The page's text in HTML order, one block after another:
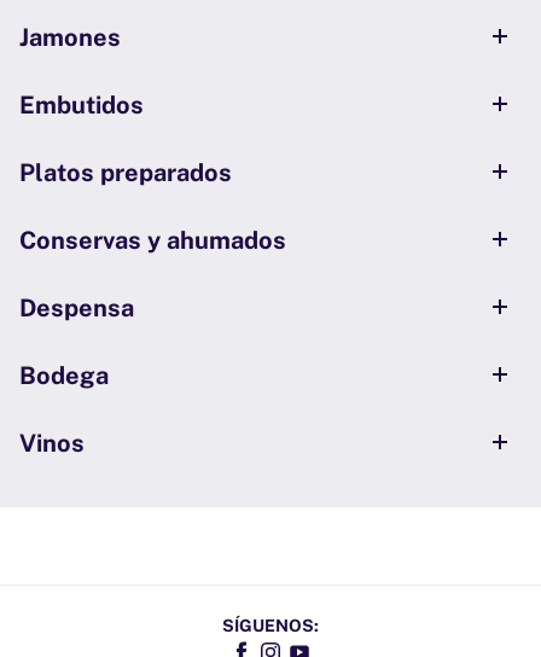
Jamones
Embutidos
Platos preparados
Conservas y ahumados
Despensa
Bodega
Vinos
SÍGUENOS: